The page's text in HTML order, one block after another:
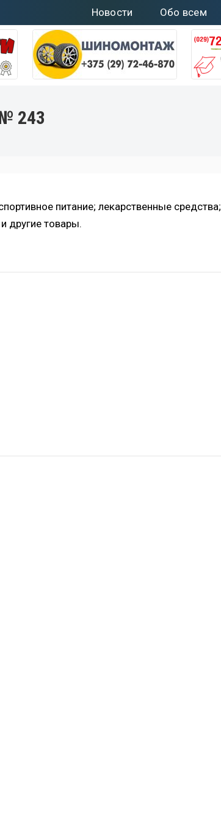
Новости Обо всем
243
питание; лекарственные средства;
другие товары.